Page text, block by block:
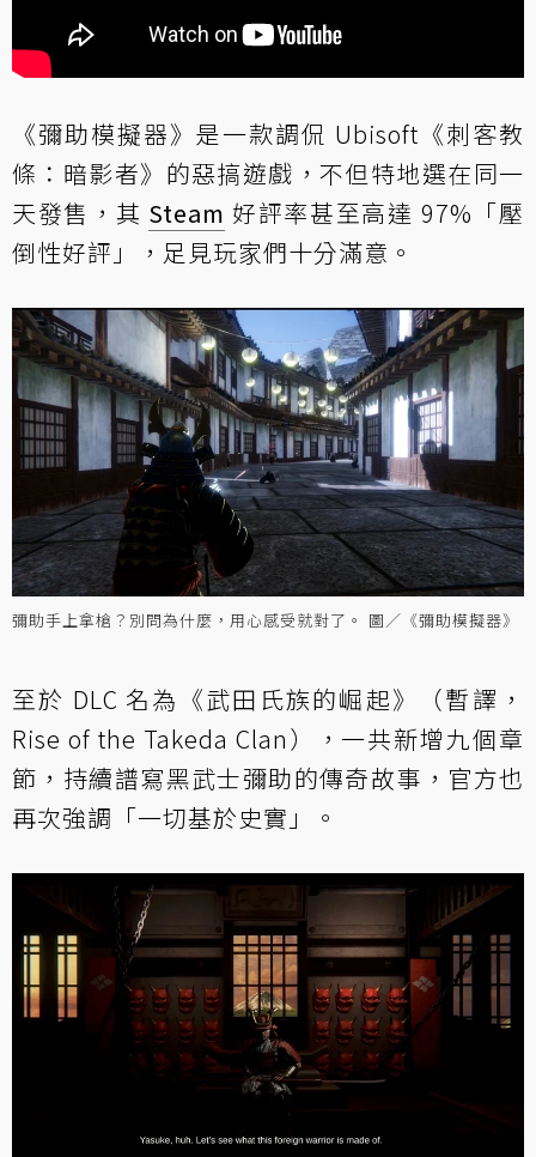
《彌助模擬器》是一款調侃 Ubisoft《刺客教
條：暗影者》的惡搞遊戲，不但特地選在同一
天發售，其 Steam 好評率甚至高達 97%「壓
倒性好評」，足見玩家們十分滿意。
彌助手上拿槍？別問為什麼，用心感受就對了。 圖／《彌助模擬器》
至於 DLC 名為《武田氏族的崛起》（暫譯，
Rise of the Takeda Clan），一共新增九個章
節，持續譜寫黑武士彌助的傳奇故事，官方也
再次強調「一切基於史實」。